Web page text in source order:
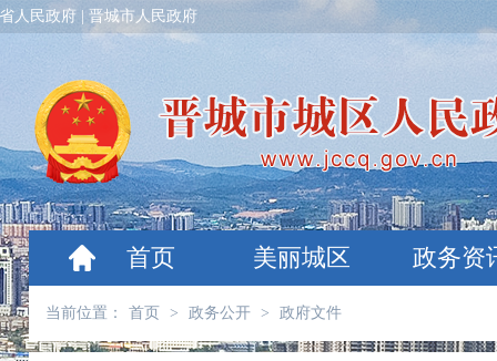
人民政府 晋城市人民政府
首页 美丽城区 政务资
当前位置： 首页 > 政务公开 > 政府文件